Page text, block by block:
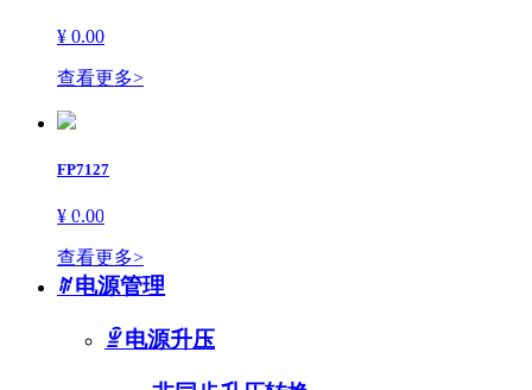
¥ 0.00
查看更多>
FP7127
¥ 0.00
查看更多>
产品类目
ꄶ 电源管理
ꁇ 电源升压